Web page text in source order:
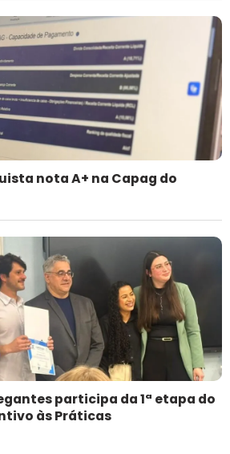
nota A+ na Capag do
participa da 1ª etapa do
às Práticas